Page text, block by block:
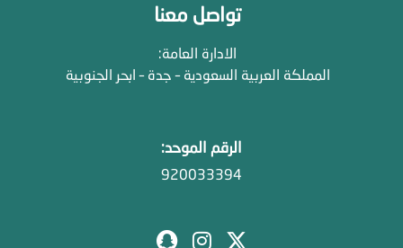
تواصل معنا
الادارة العامة:
المملكة العربية السعودية – جدة – ابحر الجنوبية
الرقم الموحد:
920033394